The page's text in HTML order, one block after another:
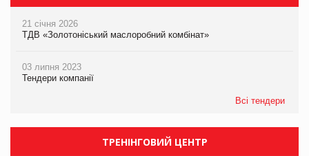
21 січня 2026
ТДВ «Золотоніський маслоробний комбінат»
03 липня 2023
Тендери компанії
Всі тендери
ТРЕНІНГОВИЙ ЦЕНТР